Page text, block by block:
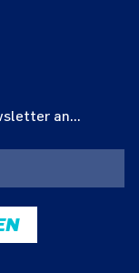
an...